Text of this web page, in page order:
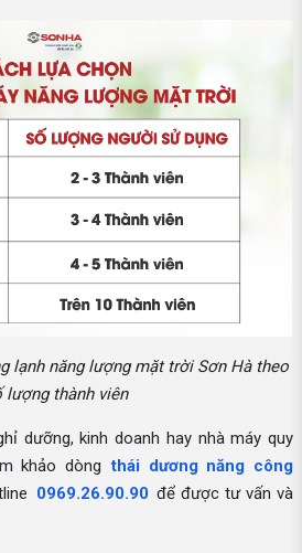
lạnh năng lượng mặt trời Sơn Hà theo
lượng thành viên
dưỡng, kinh doanh hay nhà máy quy
khảo dòng thái dương năng công
0969.26.90.90 để được tư vấn và